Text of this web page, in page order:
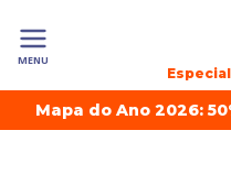
MENU
Mapa do Ano 2026: